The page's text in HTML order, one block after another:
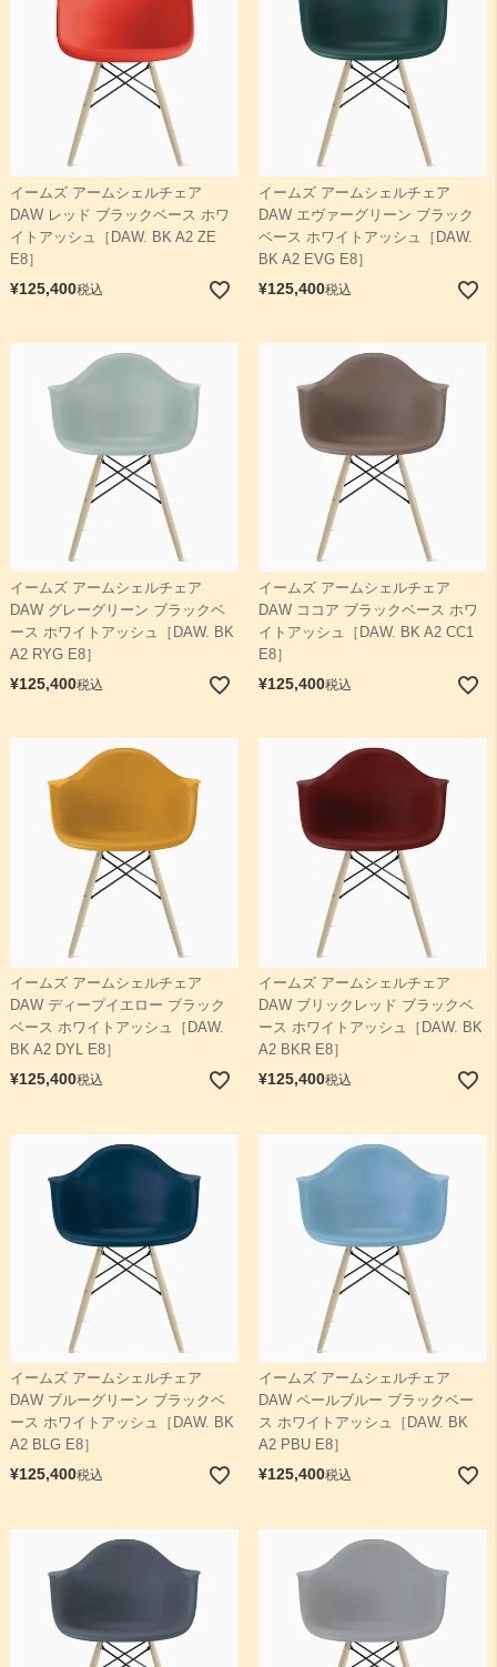
イームズ アームシェルチェア
DAW レッド ブラックベース ホワ
イトアッシュ［DAW. BK A2 ZE
E8］
¥125,400税込
イームズ アームシェルチェア
DAW エヴァーグリーン ブラック
ベース ホワイトアッシュ［DAW.
BK A2 EVG E8］
¥125,400税込
イームズ アームシェルチェア
DAW グレーグリーン ブラックベ
ース ホワイトアッシュ［DAW. BK
A2 RYG E8］
¥125,400税込
イームズ アームシェルチェア
DAW ココア ブラックベース ホワ
イトアッシュ［DAW. BK A2 CC1
E8］
¥125,400税込
イームズ アームシェルチェア
DAW ディープイエロー ブラック
ベース ホワイトアッシュ［DAW.
BK A2 DYL E8］
¥125,400税込
イームズ アームシェルチェア
DAW ブリックレッド ブラックベ
ース ホワイトアッシュ［DAW. BK
A2 BKR E8］
¥125,400税込
イームズ アームシェルチェア
DAW ブルーグリーン ブラックベ
ース ホワイトアッシュ［DAW. BK
A2 BLG E8］
¥125,400税込
イームズ アームシェルチェア
DAW ペールブルー ブラックベー
ス ホワイトアッシュ［DAW. BK
A2 PBU E8］
¥125,400税込